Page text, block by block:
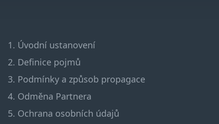
1. Úvodní ustanovení
2. Definice pojmů
3. Podmínky a způsob propagace
4. Odměna Partnera
5. Ochrana osobních údajů